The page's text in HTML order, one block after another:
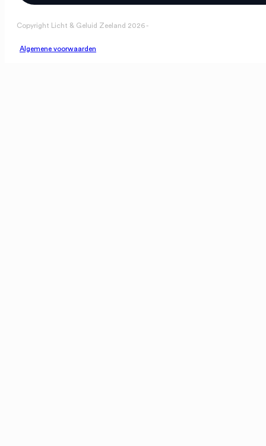
Copyright Licht & Geluid Zeeland 2026 -
Algemene voorwaarden